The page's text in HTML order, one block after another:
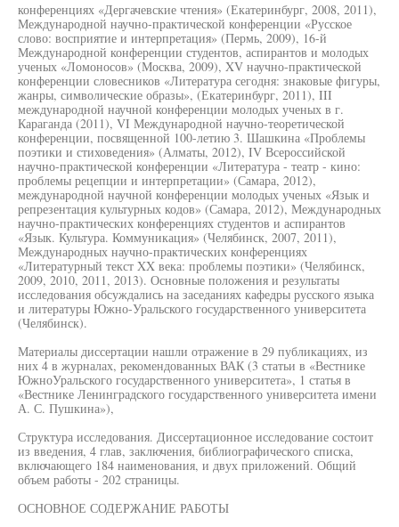
конференциях «Дергачевские чтения» (Екатеринбург, 2008, 2011),
Международной научно-практической конференции «Русское
слово: восприятие и интерпретация» (Пермь, 2009), 16-й
Международной конференции студентов, аспирантов и молодых
ученых «Ломоносов» (Москва, 2009), XV научно-практической
конференции словесников «Литература сегодня: знаковые фигуры,
жанры, символические образы», (Екатеринбург, 2011), III
международной научной конференции молодых ученых в г.
Караганда (2011), VI Международной научно-теоретической
конференции, посвященной 100-летию 3. Шашкина «Проблемы
поэтики и стиховедения» (Алматы, 2012), IV Всероссийской
научно-практической конференции «Литература - театр - кино:
проблемы рецепции и интерпретации» (Самара, 2012),
международной научной конференции молодых ученых «Язык и
репрезентация культурных кодов» (Самара, 2012), Международных
научно-практических конференциях студентов и аспирантов
«Язык. Культура. Коммуникация» (Челябинск, 2007, 2011),
Международных научно-практических конференциях
«Литературный текст XX века: проблемы поэтики» (Челябинск,
2009, 2010, 2011, 2013). Основные положения и результаты
исследования обсуждались на заседаниях кафедры русского языка
и литературы Южно-Уральского государственного университета
(Челябинск).
Материалы диссертации нашли отражение в 29 публикациях, из
них 4 в журналах, рекомендованных ВАК (3 статьи в «Вестнике
ЮжноУральского государственного университета», 1 статья в
«Вестнике Ленинградского государственного университета имени
А. С. Пушкина»),
Структура исследования. Диссертационное исследование состоит
из введения, 4 глав, заключения, библиографического списка,
включающего 184 наименования, и двух приложений. Общий
объем работы - 202 страницы.
ОСНОВНОЕ СОДЕРЖАНИЕ РАБОТЫ